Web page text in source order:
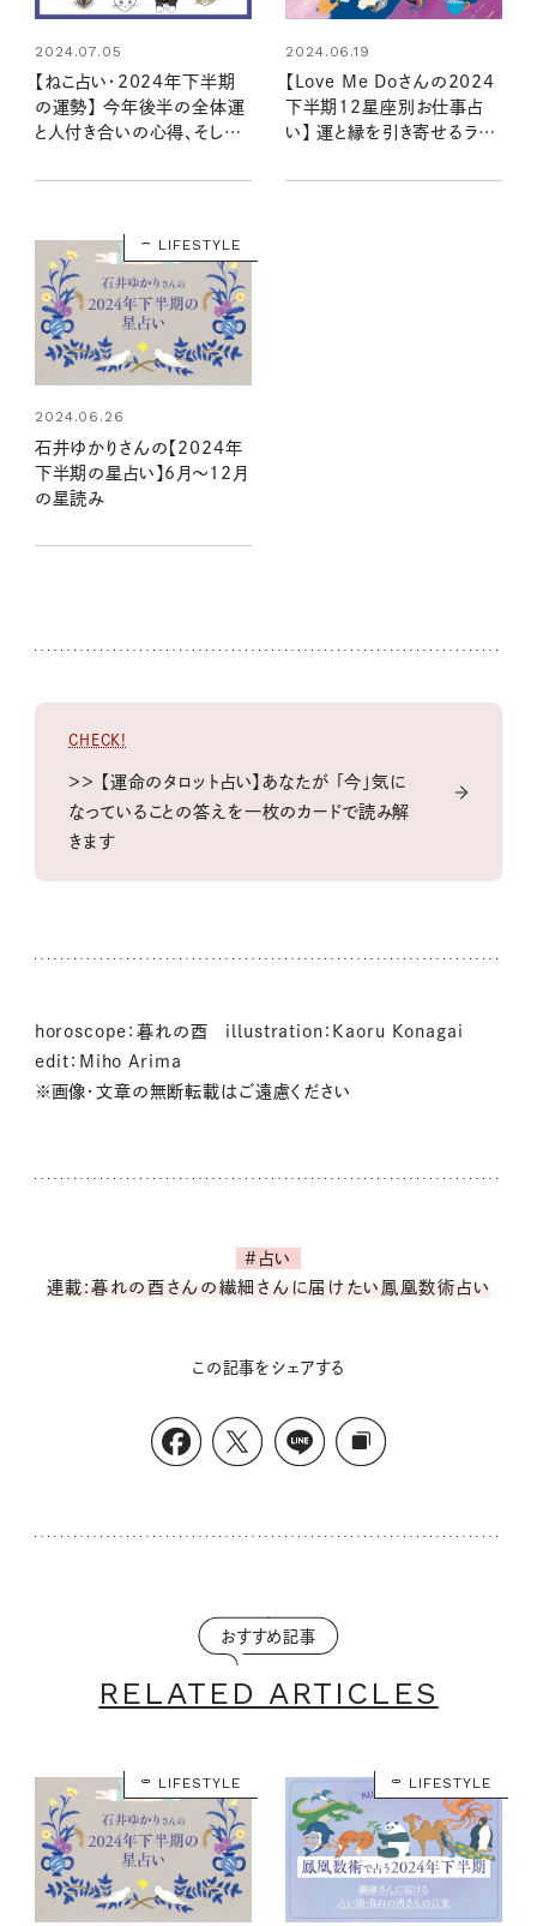
2024.07.05
【ねこ占い・2024年下半期
の運勢】 今年後半の全体運
と人付き合いの心得、そして
2024.06.19
【Love Me Doさんの2024
下半期12星座別お仕事占
い】 運と縁を引き寄せるラブ
LIFESTYLE
2024.06.26
石井ゆかりさんの【2024年
下半期の星占い】6月～12月
の星読み
CHECK!
＞＞ 【運命のタロット占い】あなたが 「今」気に
なっていることの答えを一枚のカードで読み解
きます
horoscope：暮れの酉 illustration：Kaoru Konagai
edit：Miho Arima
※画像・文章の無断転載はご遠慮ください
#占い
連載:暮れの酉さんの繊細さんに届けたい鳳凰数術占い
この記事をシェアする
おすすめ記事
RELATED ARTICLES
LIFESTYLE LIFESTYLE